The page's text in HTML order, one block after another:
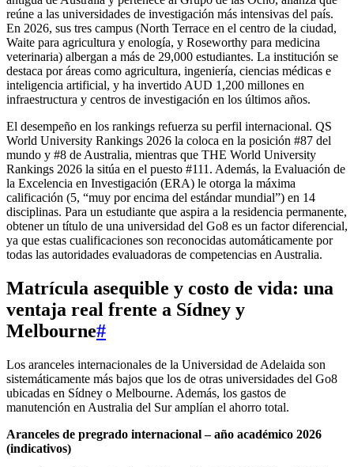
reúne a las universidades de investigación más intensivas del país.
En 2026, sus tres campus (North Terrace en el centro de la ciudad,
Waite para agricultura y enología, y Roseworthy para medicina
veterinaria) albergan a más de 29,000 estudiantes. La institución se
destaca por áreas como agricultura, ingeniería, ciencias médicas e
inteligencia artificial, y ha invertido AUD 1,200 millones en
infraestructura y centros de investigación en los últimos años.
El desempeño en los rankings refuerza su perfil internacional. QS
World University Rankings 2026 la coloca en la posición #87 del
mundo y #8 de Australia, mientras que THE World University
Rankings 2026 la sitúa en el puesto #111. Además, la Evaluación de
la Excelencia en Investigación (ERA) le otorga la máxima
calificación (5, “muy por encima del estándar mundial”) en 14
disciplinas. Para un estudiante que aspira a la residencia permanente,
obtener un título de una universidad del Go8 es un factor diferencial,
ya que estas cualificaciones son reconocidas automáticamente por
todas las autoridades evaluadoras de competencias en Australia.
Matrícula asequible y costo de vida: una
ventaja real frente a Sídney y
Melbourne#
Los aranceles internacionales de la Universidad de Adelaida son
sistemáticamente más bajos que los de otras universidades del Go8
ubicadas en Sídney o Melbourne. Además, los gastos de
manutención en Australia del Sur amplían el ahorro total.
Aranceles de pregrado internacional – año académico 2026
(indicativos)